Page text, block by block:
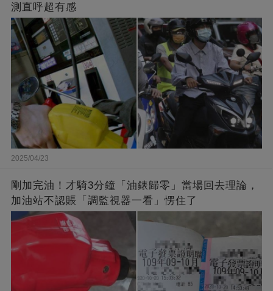
測直呼超有感
2025/04/23
剛加完油！才騎3分鐘「油錶歸零」當場回去理論，
加油站不認賬「調監視器一看」愣住了